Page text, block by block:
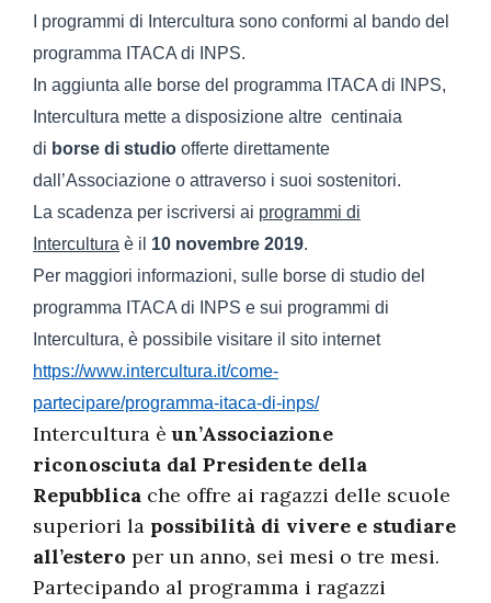
I programmi di Intercultura sono conformi al bando del
programma ITACA di INPS.
In aggiunta alle borse del programma ITACA di INPS,
Intercultura mette a disposizione altre centinaia
di borse di studio offerte direttamente
dall’Associazione o attraverso i suoi sostenitori.
La scadenza per iscriversi ai programmi di
Intercultura è il 10 novembre 2019.
Per maggiori informazioni, sulle borse di studio del
programma ITACA di INPS e sui programmi di
Intercultura, è possibile visitare il sito internet
https://www.intercultura.it/come-
partecipare/programma-itaca-di-inps/
Intercultura èun’Associazione
riconosciuta dal Presidente della
Repubblica che offre ai ragazzi delle scuole
superiori la possibilità di vivere e studiare
all’estero per un anno, sei mesi o tre mesi.
Partecipando al programma i ragazzi